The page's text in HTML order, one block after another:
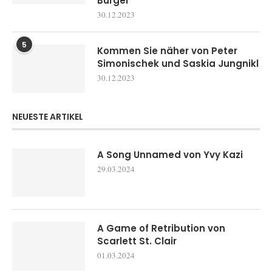
30.12.2023
5
Kommen Sie näher von Peter
Simonischek und Saskia Jungnikl
30.12.2023
NEUESTE ARTIKEL
A Song Unnamed von Yvy Kazi
29.03.2024
A Game of Retribution von
Scarlett St. Clair
01.03.2024